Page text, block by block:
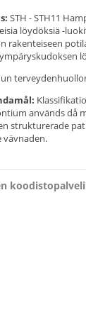
STH - STH11
löydöksiä -
rakenteiseen
används då
strukturerade
vävnaden.